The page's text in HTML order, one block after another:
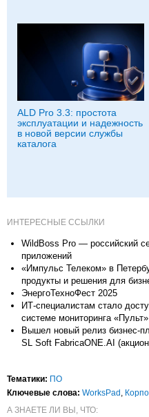
ALD Pro 3.3: простота
эксплуатации и надежность
в новой версии службы
каталога
ИНТЕРЕСНЫЕ ССЫЛКИ
WildBoss Pro — российский
приложений
«Импульс Телеком» в
продукты и решения для
ЭнергоТехноФест 2025
ИТ-специалистам стало
системе мониторинга «Пульт»
Вышел новый релиз бизнес-
SL Soft FabricaONE.AI
Тематики: ПО
Ключевые слова: WorksPad ,
А ЗНАЕТЕ ЛИ ВЫ, ЧТО: